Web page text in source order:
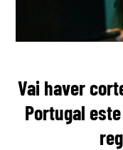
Vai haver
Portugal